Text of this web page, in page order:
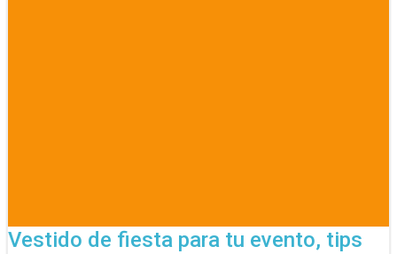
Vestido de fiesta para tu evento, tips